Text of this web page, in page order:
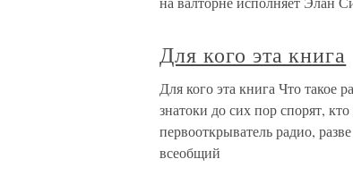
Для кого эта книга
Для кого эта книга Что такое
знатоки до сих пор спорят,
первооткрыватель радио,
всеобщий